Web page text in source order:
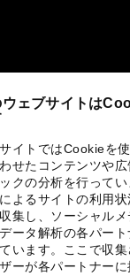
ウェブサイトは
イトではCookieを
せたコンテンツや
クの分析を行って
よるサイトの利用
集し、ソーシャル
ータ解析の各パー
います。ここで収集
ーが各パートナー
取り組み